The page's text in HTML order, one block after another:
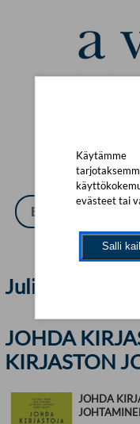
Juliaana
JOHDA
KIRJASTON
JOHDA
evästeet tai
Salli